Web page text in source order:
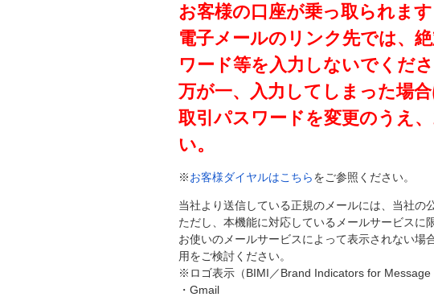
お客様の口座が乗っ取られます
電子メールのリンク先では、
ワード等を入力しないでくださ
万が一、入力してしまった場
取引パスワードを変更のうえ
い。
※お客様ダイヤルはこちらをご参照ください。
当社より送信している正規のメールには、当社の
ただし、本機能に対応しているメールサービスに
お使いのメールサービスによって表示されない
用をご検討ください。
※ロゴ表示（BIMI／Brand Indicators for
・Gmail